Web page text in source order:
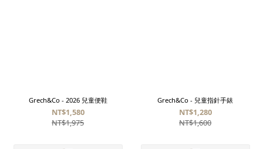
Grech&Co - 2026 兒童便鞋
NT$1,580
NT$1,975
Grech&Co - 兒童指針手錶
NT$1,280
NT$1,600